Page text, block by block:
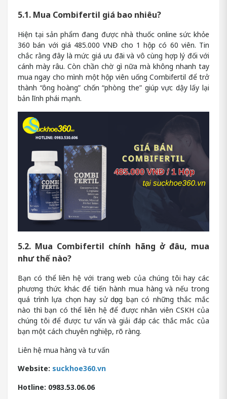
5.1. Mua Combifertil giá bao nhiêu?
Hiện tại sản phẩm đang được nhà thuốc online sức khỏe
360 bán với giá 485.000 VNĐ cho 1 hộp có 60 viên. Tin
chắc rằng đây là mức giá ưu đãi và vô cùng hợp lý đối với
cánh mày râu. Còn chần chờ gì nữa mà không nhanh tay
mua ngay cho mình một hộp viên uống Combifertil để trở
thành “ông hoàng” chốn “phòng the” giúp vực dậy lấy lại
bản lĩnh phái mạnh.
5.2. Mua Combifertil chính hãng ở đâu, mua
như thế nào?
Bạn có thể liên hệ với trang web của chúng tôi hay các
phương thức khác để tiến hành mua hàng và nếu trong
quá trình lựa chọn hay sử dụng bạn có những thắc mắc
nào thì bạn có thể liên hệ để được nhân viên CSKH của
chúng tôi để được tư vấn và giải đáp các thắc mắc của
bạn một cách chuyên nghiệp, rõ ràng.
Liên hệ mua hàng và tư vấn
Website: suckhoe360.vn
Hotline: 0983.53.06.06